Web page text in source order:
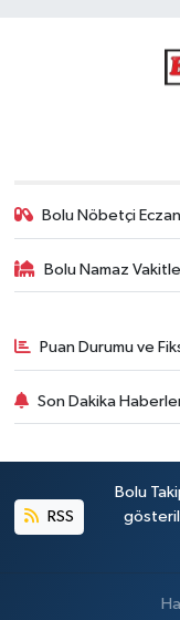
Bolu Nöbetçi
Bolu Namaz
Puan Durumu ve
Son Dakika
RSS
Bolu